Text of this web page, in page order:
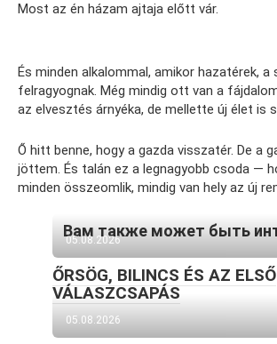
Most az én házam ajtaja előtt vár.
És minden alkalommal, amikor hazatérek, a
felragyognak. Még mindig ott van a
az elvesztés árnyéka, de mellette új élet is
Ő hitt benne, hogy a gazda visszatér. De a
jöttem. És talán ez a legnagyobb csoda —
minden összeomlik, mindig van hely az új
Вам также может быть
05.08.2026
ŐRSÖG, BILINCS ÉS AZ ELSŐ
VÁLASZCSAPÁS
05.08.2026